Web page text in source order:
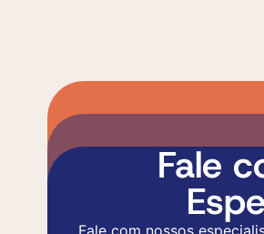
Fale
Fale com nossos